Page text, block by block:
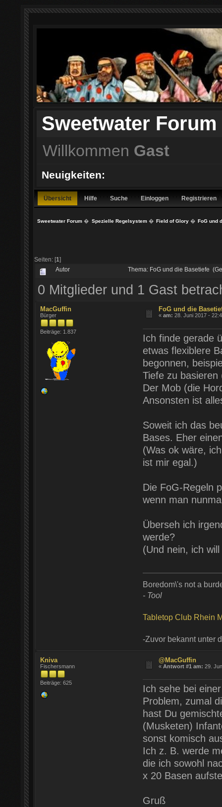
Sweetwater Forum
Willkommen Gast
Neuigkeiten:
Übersicht Hilfe Suche Einloggen Registrieren
Sweetwater Forum � Spezielle Regelsystem� Field of Glory� FoG und
Seiten: [1]
Autor Thema: FoG und die Basetiefe
0 Mitglieder und 1 Gast
MacGuffin
Bürger
Beiträge: 1.837
FoG und die
«am: 28. Juni 2017 -
Ich finde gerade
etwas flexiblere
begonnen,
Tiefe zu
Der Mob (die
Ansonsten ist
Soweit ich das
Bases. Eher
(Was ok wäre,
ist mir egal.)
Die FoG-Regeln
wenn man
Überseh ich
werde?
(Und nein, ich
Boredom\'s not a
- Tool
Tabletop Club Rhein
-Zuvor bekannt unter
Kniva
Fischersmann
Beiträge: 625
@MacGuffin
«Antwort #1 am: 29.
Ich sehe bei
Problem, zumal
hast Du
(Musketen)
sonst komisch
Ich z. B. werde
die ich sowohl
x 20 Basen
Gruß